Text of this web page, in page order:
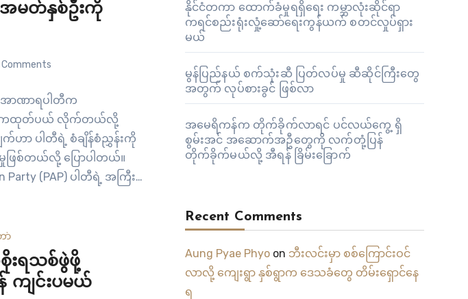
အမတ်နှစ်ဦးကို
Comments
အာဏာရပါတီက
းကထုတ်ပယ် လိုက်တယ်လို့
က်ဟာ ပါတီရဲ့ စံချိန်စံညွှန်းကို
စ်တယ်လို့ ပြောပါတယ်။
(PAP) ပါတီရဲ့ အကြီး
ာ်
းရသစ်ဖွဲဖို့
ကျင်းပမယ်
နိုင်ငံတကာ ထောက်ခံမှုရရှိရေး ကမ္ဘာလုံးဆိုင်ရာ
ကရင်စည်းရုံးလှုံ့ဆော်ရေးကွန်ယက် စတင်လှုပ်ရှား
မယ်
မွန်ပြည်နယ် စက်သုံးဆီ ပြတ်လပ်မှု ဆီဆိုင်ကြီးတွေ
အတွက် လုပ်စားခွင် ဖြစ်လာ
အမေရိကန်က တိုက်ခိုက်လာရင် ပင်လယ်ကွေ့ ရှိ
စွမ်းအင် အဆောက်အဦတွေကို လက်တုံ့ပြန်
တိုက်ခိုက်မယ်လို့ အီရန် ခြိမ်းခြောက်
Recent Comments
Aung Pyae Phyoon ဘီးလင်းမှာ စစ်ကြောင်းဝင်
လာလို့ ကျေးရွာ နှစ်ရွာက ဒေသခံတွေ တိမ်းရှောင်နေ
ရ